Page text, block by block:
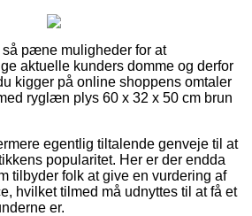
pæne muligheder for at
aktuelle kunders domme og derfor
kigger på online shoppens omtaler
ryglæn plys 60 x 32 x 50 cm brun
egentlig tiltalende genveje til at
popularitet. Her er der endda
tilbyder folk at give en vurdering af
hvilket tilmed må udnyttes til at få et
er.